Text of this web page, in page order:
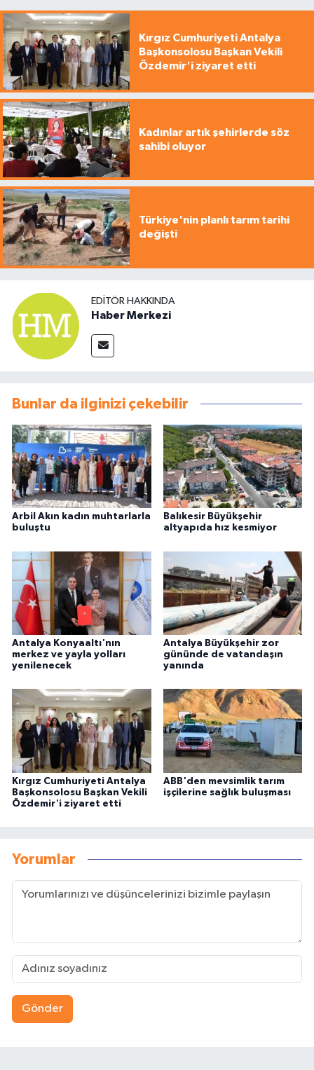
Kırgız Cumhuriyeti Antalya
Başkonsolosu Başkan Vekili
Özdemir'i ziyaret etti
Kadınlar artık şehirlerde söz
sahibi oluyor
Türkiye'nin planlı tarım tarihi
değişti
EDITÖR HAKKINDA
Haber Merkezi
Bunlar da ilginizi çekebilir
Arbil Akın kadın muhtarlarla
buluştu
Balıkesir Büyükşehir
altyapıda hız kesmiyor
Antalya Konyaaltı'nın
merkez ve yayla yolları
yenilenecek
Antalya Büyükşehir zor
gününde de vatandaşın
yanında
Kırgız Cumhuriyeti Antalya
Başkonsolosu Başkan Vekili
Özdemir'i ziyaret etti
ABB'den mevsimlik tarım
işçilerine sağlık buluşması
Yorumlar
Gönder